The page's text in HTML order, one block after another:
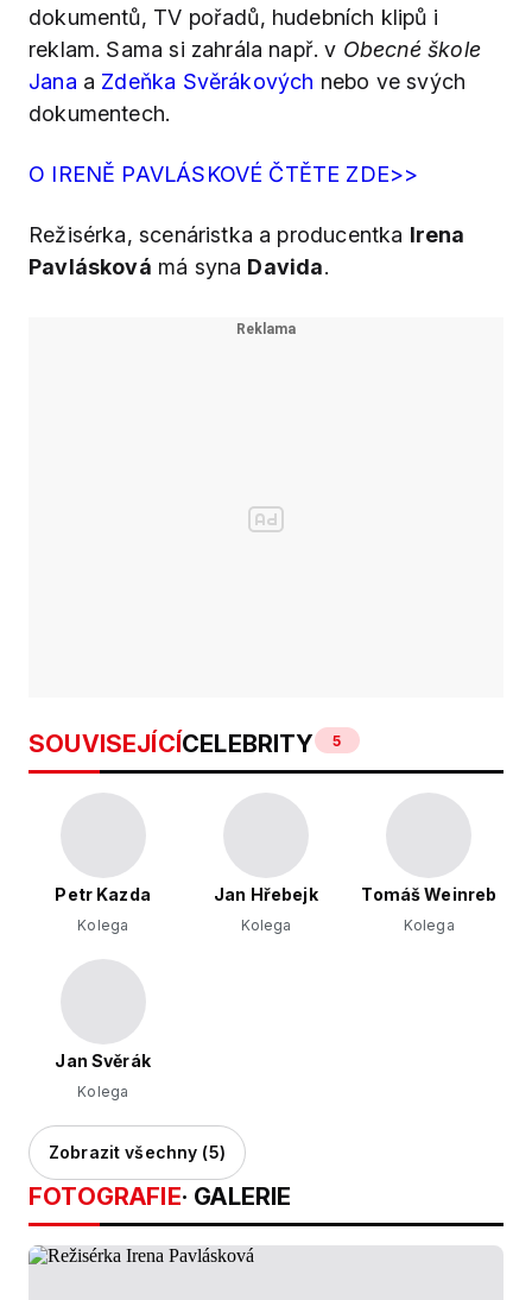
dokumentů, TV pořadů, hudebních klipů i
reklam. Sama si zahrála např. v Obecné škole
Jana a Zdeňka Svěrákových nebo ve svých
dokumentech.
O IRENĚ PAVLÁSKOVÉ ČTĚTE ZDE>>
Režisérka, scenáristka a producentka Irena
Pavlásková má syna Davida.
SOUVISEJÍCÍCELEBRITY 5
Petr Kazda
Kolega
Jan Hřebejk
Kolega
Tomáš Weinreb
Kolega
Jan Svěrák
Kolega
Zobrazit všechny (5)
FOTOGRAFIE· GALERIE